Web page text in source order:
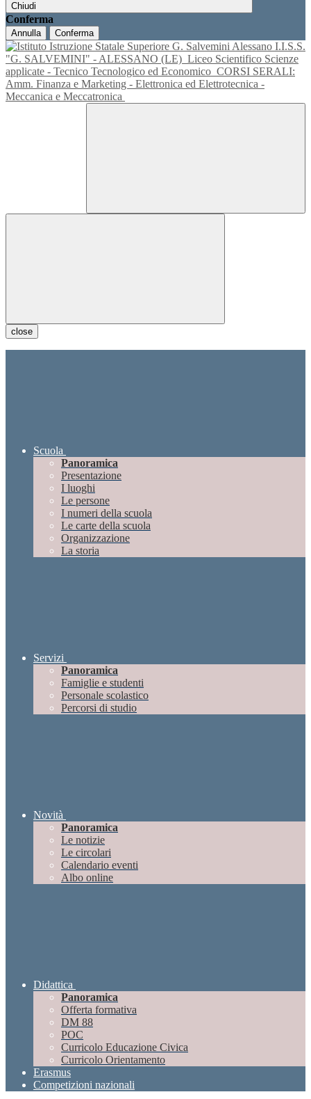
Chiudi
Conferma
Annulla Conferma
I.I.S.S.
"G. SALVEMINI" - ALESSANO (LE) Liceo Scientifico Scienze
applicate - Tecnico Tecnologico ed Economico CORSI SERALI:
Amm. Finanza e Marketing - Elettronica ed Elettrotecnica -
Meccanica e Meccatronica
close
Scuola
Panoramica
Presentazione
I luoghi
Le persone
I numeri della scuola
Le carte della scuola
Organizzazione
La storia
Servizi
Panoramica
Famiglie e studenti
Personale scolastico
Percorsi di studio
Novità
Panoramica
Le notizie
Le circolari
Calendario eventi
Albo online
Didattica
Panoramica
Offerta formativa
DM 88
POC
Curricolo Educazione Civica
Curricolo Orientamento
Erasmus
Competizioni nazionali